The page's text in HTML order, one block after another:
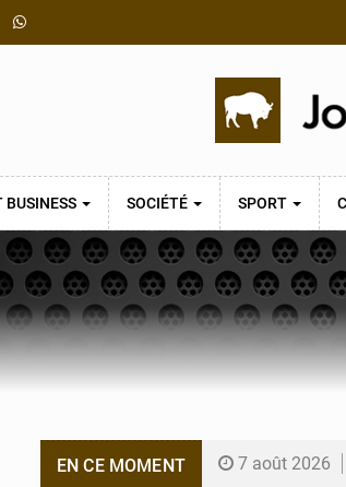
BUSINESS SOCIÉTÉ SPORT
EN CE MOMENT 7 août 2026